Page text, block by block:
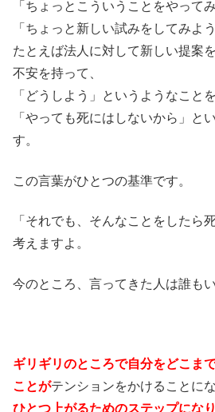
「ちょっとこういうことをやって
「ちょっと新しい試みをしてみよ
たとえば法人に対して新しい提案
不安を持って、
「どうしよう」というようなこと
「やっても死にはしないから」と
す。
この言葉がひとつの基準です。
「それでも、そんなことをしたら
考えますよ。
今のところ、言ってきた人は誰もい
ギリギリのところで自分をどこま
ことがテンションをかけることにな
ひとつ上がるためのステップにな